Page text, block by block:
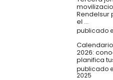
Rendelsur
el ...
publicado
2026:
planifica
publicado
2025